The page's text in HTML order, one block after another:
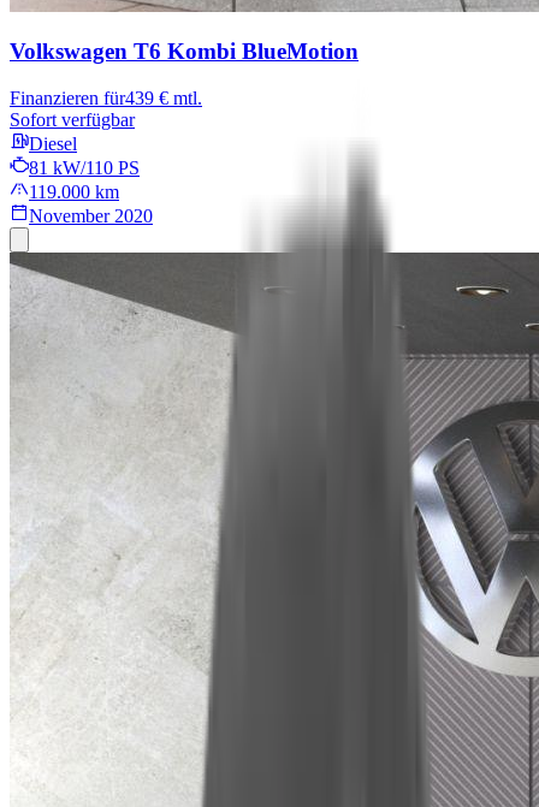
Volkswagen T6 Kombi BlueMotion
Finanzieren für439 € mtl.
Sofort verfügbar
Diesel
81 kW/110 PS
119.000 km
November 2020